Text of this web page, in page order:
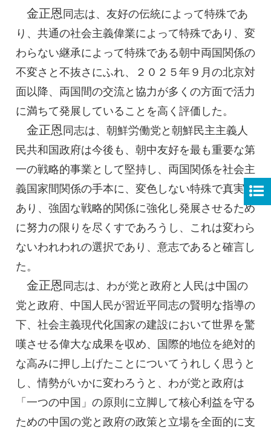
金正恩 同志は、友好の伝統によって特殊であ
り、共通の社会主義偉業によって特殊であり、変
わらない継承によって特殊である朝中両国関係の
不変さと不抜さにふれ、２０２５年９月の北京対
面以降、両国間の交流と協力が多くの方面で活力
に満ちて発展していることを高く評価した。
金正恩 同志は、朝鮮労働党と朝鮮民主主義人
民共和国政府は今後も、朝中友好を最も重要な第
一の戦略的事業として堅持し、両国関係を社会主
義国家間関係の手本に、変色しない特殊で真実で
あり、強固な戦略的関係に強化し発展させるため
に努力の限りを尽くすであろうし、これは変わら
ないわれわれの選択であり、意志であると確言し
た。
金正恩 同志は、わが党と政府と人民は中国の
党と政府、中国人民が習近平同志の賢明な指導の
下、社会主義現代化国家の建設において世界を驚
嘆させる偉大な成果を収め、国際的地位を絶対的
な高みに押し上げたことについてうれしく思うと
し、情勢がいかに変わろうと、わが党と政府は
「一つの中国」の原則に立脚して核心利益を守る
ための中国の党と政府の政策と立場を全面的に支